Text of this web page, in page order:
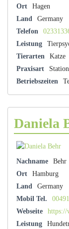
Ort
Hagen
Land
Germany
Telefon
Leistung
Tierarten
Katze
Praxisart
Betriebszeiten
Daniela
Nachname
Behr
Ort
Hamburg
Land
Germany
Mobil Tel.
Webseite
https://
Leistung